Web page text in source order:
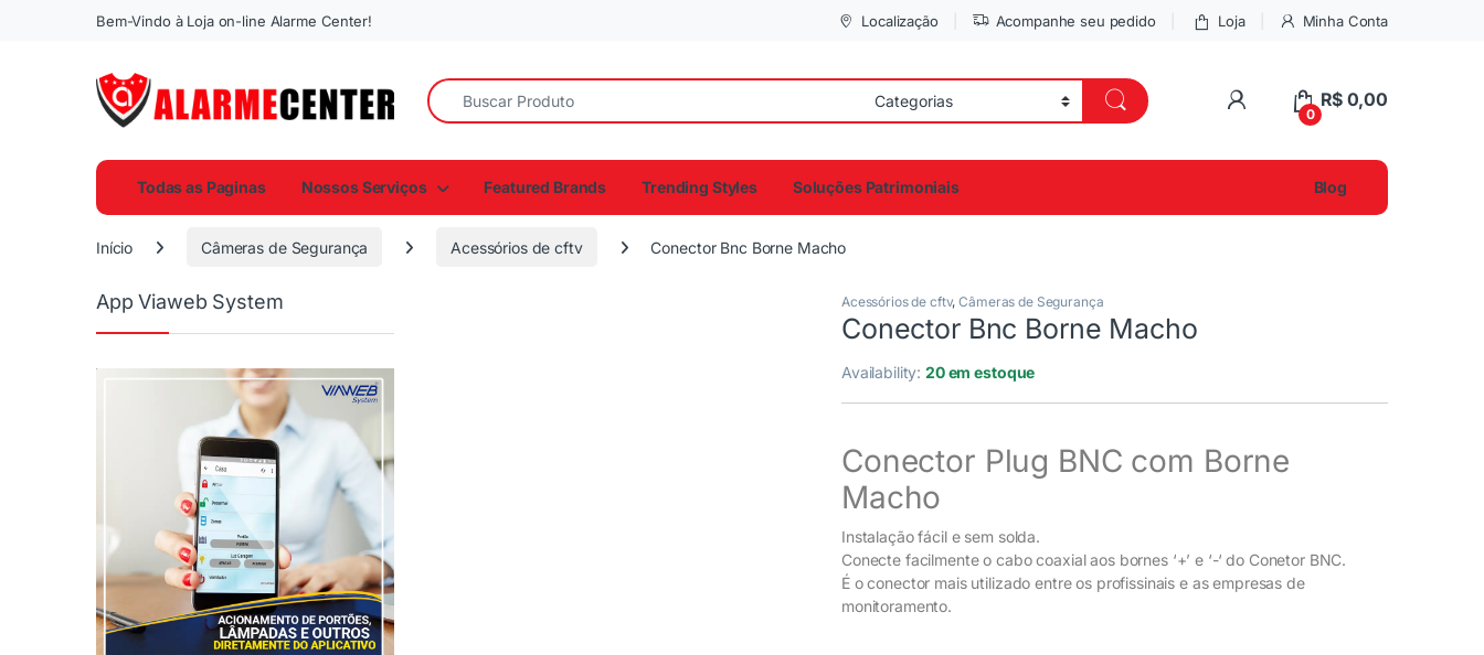
Bem-Vindo à Loja on-line Alarme Center! Localização Acompanhe seu pedido Loja Minha Conta
0
R$0,00
Todas as Paginas Nossos Serviços Featured Brands Trending Styles Blog
Soluções Patrimoniais
Início Câmeras de Segurança Acessórios de cftv Conector Bnc Borne Macho
Acessórios de cftv,Câmeras de Segurança
Conector Bnc Borne Macho
Availability:20 em estoque
Conector Plug BNC com Borne
Macho
Instalação fácil e sem solda.
Conecte facilmente o cabo coaxial aos bornes ‘+’ e ‘-‘ do Conetor BNC.
É o conector mais utilizado entre os profissinais e as empresas de
monitoramento.
App Viaweb System